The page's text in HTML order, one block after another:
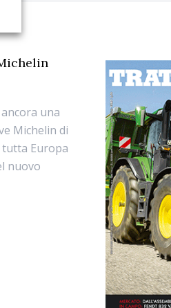
una
Michelin di
tutta Europa
nuovo